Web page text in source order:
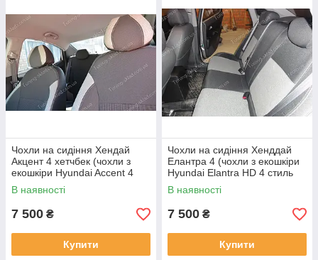
Чохли на сидіння Хендай
Акцент 4 хетчбек (чохли з
екошкіри Hyundai Accent 4
стиль Premium)
В наявності
7 500 ₴
Купити
Чохли на сидіння Хенддай
Елантра 4 (чохли з екошкіри
Hyundai Elantra HD 4 стиль
Premium) Elantra HD 4
В наявності
7 500 ₴
Купити